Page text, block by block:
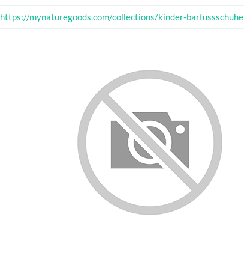
https://mynaturegoods.com/collections/kinder-barfussschuhe